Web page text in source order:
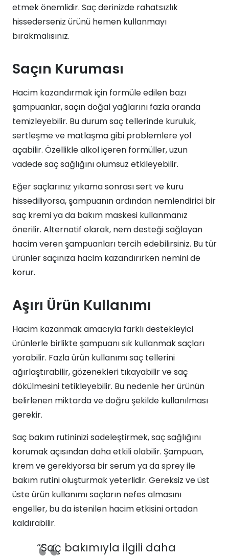
etmek önemlidir. Saç derinizde rahatsızlık
hissederseniz ürünü hemen kullanmayı
bırakmalısınız.
Saçın Kuruması
Hacim kazandırmak için formüle edilen bazı
şampuanlar, saçın doğal yağlarını fazla oranda
temizleyebilir. Bu durum saç tellerinde kuruluk,
sertleşme ve matlaşma gibi problemlere yol
açabilir. Özellikle alkol içeren formüller, uzun
vadede saç sağlığını olumsuz etkileyebilir.
Eğer saçlarınız yıkama sonrası sert ve kuru
hissediliyorsa, şampuanın ardından nemlendirici bir
saç kremi ya da bakım maskesi kullanmanız
önerilir. Alternatif olarak, nem desteği sağlayan
hacim veren şampuanları tercih edebilirsiniz. Bu tür
ürünler saçınıza hacim kazandırırken nemini de
korur.
Aşırı Ürün Kullanımı
Hacim kazanmak amacıyla farklı destekleyici
ürünlerle birlikte şampuanı sık kullanmak saçları
yorabilir. Fazla ürün kullanımı saç tellerini
ağırlaştırabilir, gözenekleri tıkayabilir ve saç
dökülmesini tetikleyebilir. Bu nedenle her ürünün
belirlenen miktarda ve doğru şekilde kullanılması
gerekir.
Saç bakım rutininizi sadeleştirmek, saç sağlığını
korumak açısından daha etkili olabilir. Şampuan,
krem ve gerekiyorsa bir serum ya da sprey ile
bakım rutini oluşturmak yeterlidir. Gereksiz ve üst
üste ürün kullanımı saçların nefes almasını
engeller, bu da istenilen hacim etkisini ortadan
kaldırabilir.
“Saç bakımıyla ilgili daha